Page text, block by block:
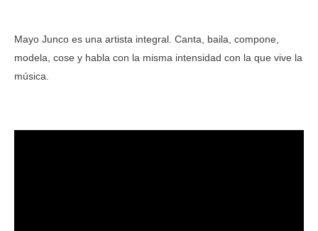
Mayo Junco es una artista integral. Canta, baila, compone,
modela, cose y habla con la misma intensidad con la que vive la
música.